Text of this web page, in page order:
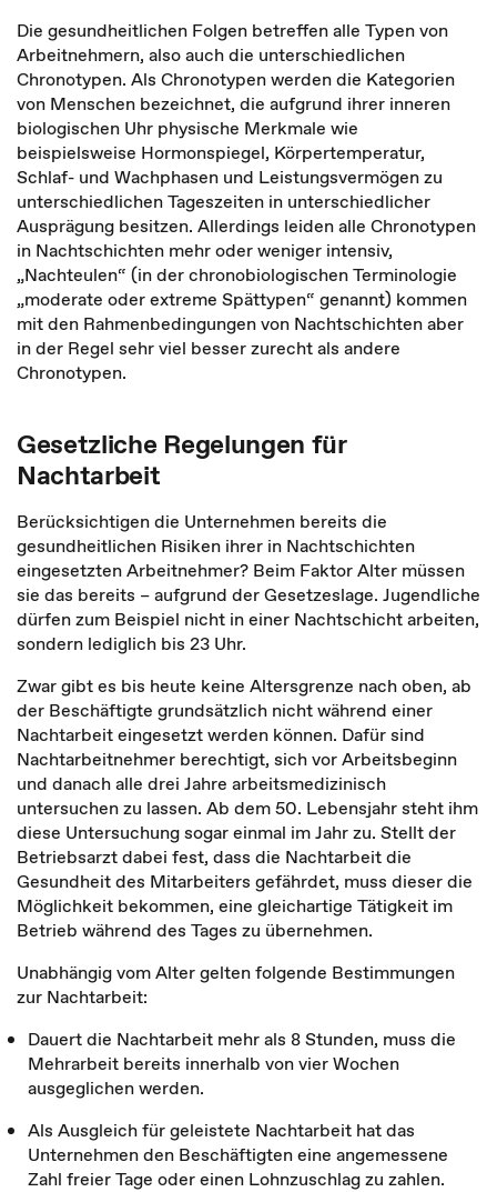
Die gesundheitlichen Folgen betreffen alle Typen von
Arbeitnehmern, also auch die unterschiedlichen
Chronotypen. Als Chronotypen werden die Kategorien
von Menschen bezeichnet, die aufgrund ihrer inneren
biologischen Uhr physische Merkmale wie
beispielsweise Hormonspiegel, Körpertemperatur,
Schlaf- und Wachphasen und Leistungsvermögen zu
unterschiedlichen Tageszeiten in unterschiedlicher
Ausprägung besitzen. Allerdings leiden alle Chronotypen
in Nachtschichten mehr oder weniger intensiv,
„Nachteulen“ (in der chronobiologischen Terminologie
„moderate oder extreme Spättypen“ genannt) kommen
mit den Rahmenbedingungen von Nachtschichten aber
in der Regel sehr viel besser zurecht als andere
Chronotypen.
Gesetzliche Regelungen für
Nachtarbeit
Berücksichtigen die Unternehmen bereits die
gesundheitlichen Risiken ihrer in Nachtschichten
eingesetzten Arbeitnehmer? Beim Faktor Alter müssen
sie das bereits – aufgrund der Gesetzeslage. Jugendliche
dürfen zum Beispiel nicht in einer Nachtschicht arbeiten,
sondern lediglich bis 23 Uhr.
Zwar gibt es bis heute keine Altersgrenze nach oben, ab
der Beschäftigte grundsätzlich nicht während einer
Nachtarbeit eingesetzt werden können. Dafür sind
Nachtarbeitnehmer berechtigt, sich vor Arbeitsbeginn
und danach alle drei Jahre arbeitsmedizinisch
untersuchen zu lassen. Ab dem 50. Lebensjahr steht ihm
diese Untersuchung sogar einmal im Jahr zu. Stellt der
Betriebsarzt dabei fest, dass die Nachtarbeit die
Gesundheit des Mitarbeiters gefährdet, muss dieser die
Möglichkeit bekommen, eine gleichartige Tätigkeit im
Betrieb während des Tages zu übernehmen.
Unabhängig vom Alter gelten folgende Bestimmungen
zur Nachtarbeit:
Dauert die Nachtarbeit mehr als 8 Stunden, muss die
Mehrarbeit bereits innerhalb von vier Wochen
ausgeglichen werden.
Als Ausgleich für geleistete Nachtarbeit hat das
Unternehmen den Beschäftigten eine angemessene
Zahl freier Tage oder einen Lohnzuschlag zu zahlen.